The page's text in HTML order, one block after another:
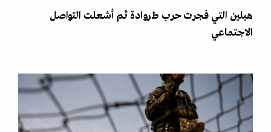
هيلين التي فجرت حرب طروادة ثم أشعلت التواصل
الاجتماعي